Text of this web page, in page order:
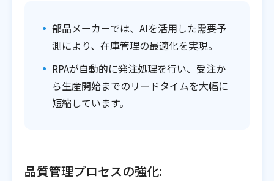
部品メーカーでは、AIを活用した需要予
測により、在庫管理の最適化を実現。
RPAが自動的に発注処理を行い、受注か
ら生産開始までのリードタイムを大幅に
短縮しています。
品質管理プロセスの強化: